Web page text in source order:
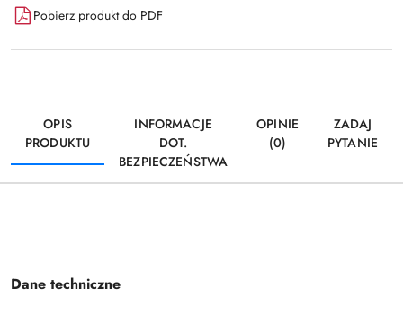
Pobierz produkt do PDF
OPIS
PRODUKTU
INFORMACJE
DOT.
BEZPIECZEŃSTWA
OPINIE
(0)
ZADAJ
PYTANIE
Dane techniczne